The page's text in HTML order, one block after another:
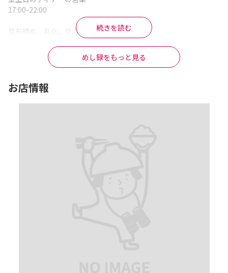
まぐろゆっけ
まだい
鮫川カレイのえんがわ
すりながし（ブロッコリー）
穴子の西京焼き
はまち5日熟成
車海老
17:00-22:00
昆布締め、乳化、低温調理、スモーク、熟成
まさに、ラボ。
この店だけでしか食べれない珍しいお寿司がいただけます。
続きを読む
めし録をもっと見る
お店情報